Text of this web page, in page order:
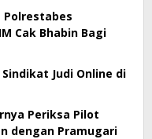
Cak Bhabin Bagi
Judi Online di
Periksa Pilot
dengan Pramugari